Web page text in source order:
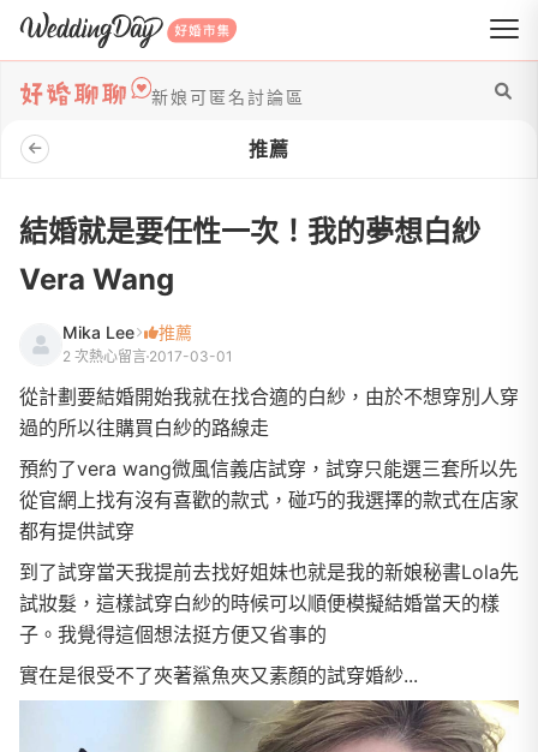
WeddingDay 好婚市集
新娘可匿名討論區
推薦
結婚就是要任性一次！我的夢想白紗
Vera Wang
Mika Lee 推薦
2 次熱心留言 2017-03-01
從計劃要結婚開始我就在找合適的白紗，由於不想穿別人穿
過的所以往購買白紗的路線走
預約了vera wang微風信義店試穿，試穿只能選三套所以先
從官網上找有沒有喜歡的款式，碰巧的我選擇的款式在店家
都有提供試穿
到了試穿當天我提前去找好姐妹也就是我的新娘秘書Lola先
試妝髮，這樣試穿白紗的時候可以順便模擬結婚當天的樣
子。我覺得這個想法挺方便又省事的
實在是很受不了夾著鯊魚夾又素顏的試穿婚紗...